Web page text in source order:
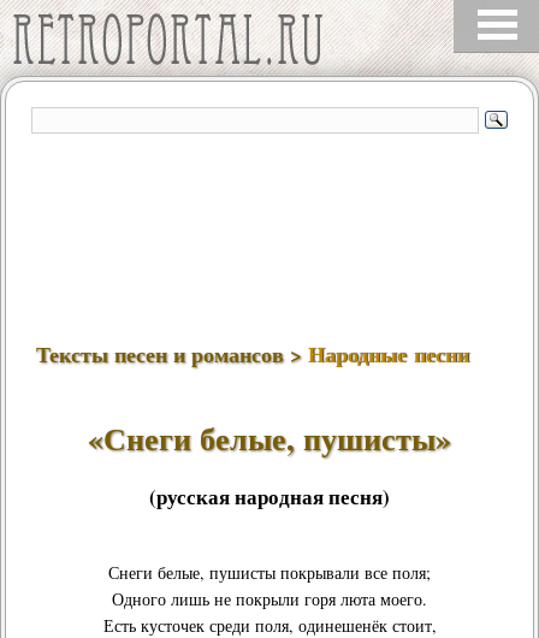
Тексты песен и романсов >Народные песни
«Снеги белые, пушисты»
(русская народная песня)
Снеги белые, пушисты покрывали все поля;
Одного лишь не покрыли горя люта моего.
Есть кусточек среди поля, одинешенёк стоит,